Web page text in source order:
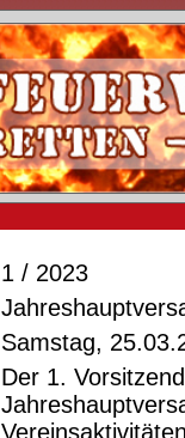
1 / 2023
Samstag,
Der 1.